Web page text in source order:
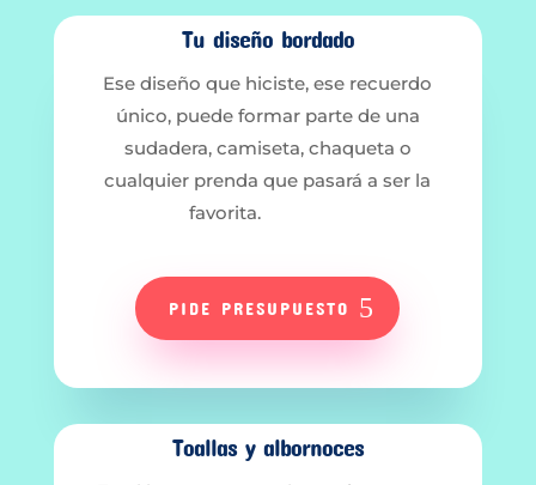
Tu diseño bordado
Ese diseño que hiciste, ese recuerdo
único, puede formar parte de una
sudadera, camiseta, chaqueta o
cualquier prenda que pasará a ser la
favorita.
PIDE PRESUPUESTO
Toallas y albornoces